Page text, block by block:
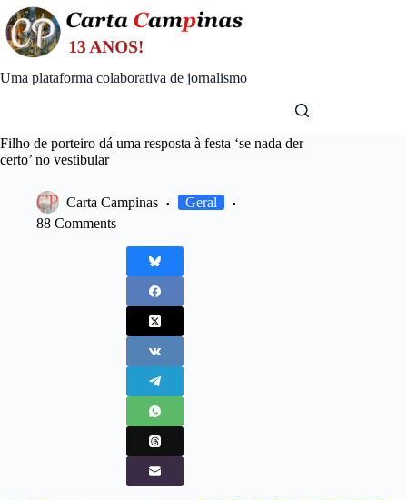
Skip
to
content
Uma plataforma colaborativa de jornalismo
Filho de porteiro dá uma resposta à festa ‘se nada der
certo’ no vestibular
Carta Campinas
Geral
88 Comments